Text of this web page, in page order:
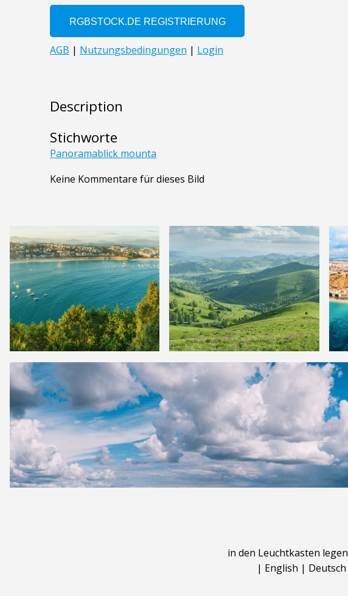
Description
Stichworte
Panoramablick mounta
Keine Kommentare für dieses Bild
in den Leuchtkasten legen
| English | Deutsch